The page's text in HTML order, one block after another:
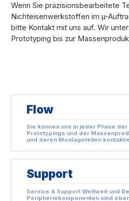
Wenn Sie präzisionsbearbeitete
Nichteisenwerkstoffen im µ-
bitte Kontakt mit uns auf. Wir
Prototyping bis zur
Flow
Sie können uns in jeder Phase
Prototypings und der
und deren Montageteilen
Support
Service & Support Weltweit und
Peripheriekomponenten sind